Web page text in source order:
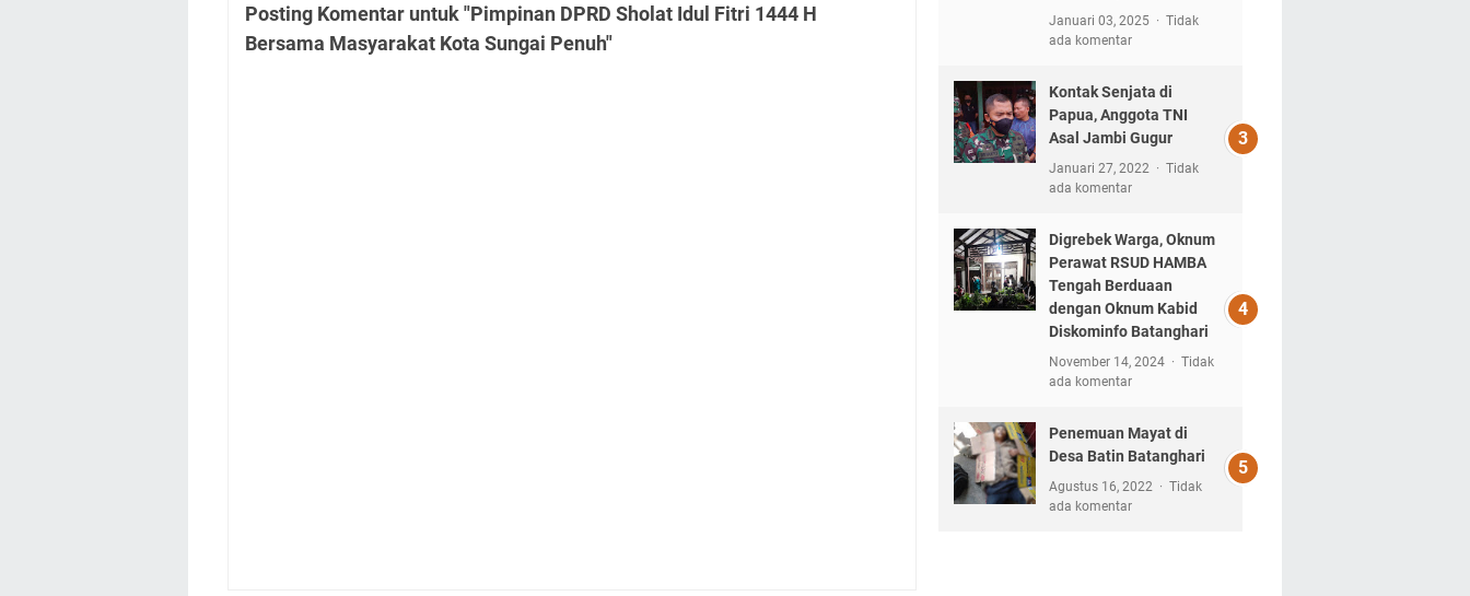
Posting Komentar untuk "Pimpinan DPRD Sholat Idul Fitri 1444 H
Bersama Masyarakat Kota Sungai Penuh"
Januari 03, 2025
Tidak
ada komentar
Kontak Senjata di
Papua, Anggota TNI
Asal Jambi Gugur
Januari 27, 2022
Tidak
ada komentar
Digrebek Warga, Oknum
Perawat RSUD HAMBA
Tengah Berduaan
dengan Oknum Kabid
Diskominfo Batanghari
November 14, 2024
Tidak
ada komentar
Penemuan Mayat di
Desa Batin Batanghari
Agustus 16, 2022
Tidak
ada komentar